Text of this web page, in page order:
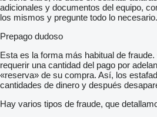
adicionales y documentos del equipo,
los mismos y pregunte todo lo necesario.
Prepago dudoso
Esta es la forma más habitual de
requerir una cantidad del pago por
«reserva» de su compra. Así, los
cantidades de dinero y después
Hay varios tipos de fraude, que